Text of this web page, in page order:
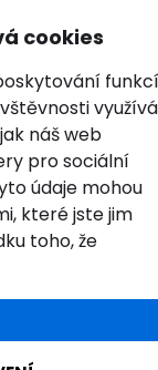
cookies
funkcí
náš web
pro sociální
údaje mohou
které jste jim
toho, že